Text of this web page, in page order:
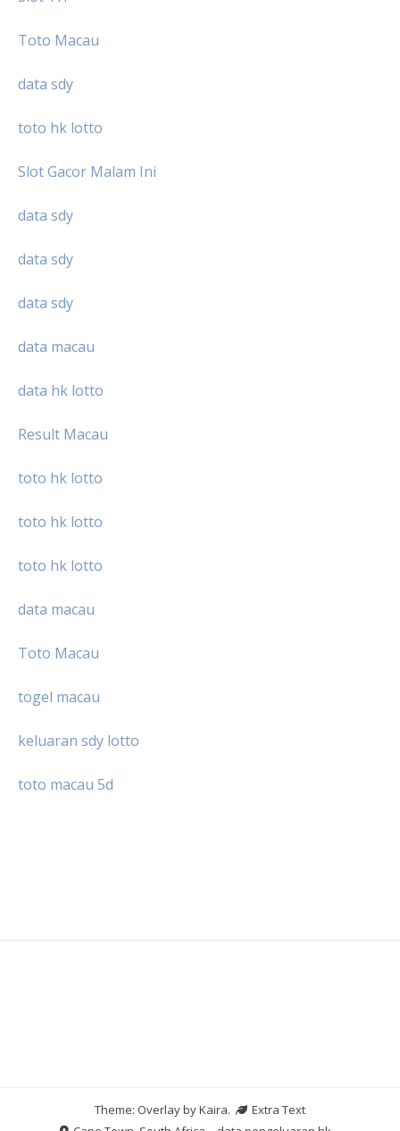
Toto Macau
data sdy
toto hk lotto
Slot Gacor Malam Ini
data sdy
data sdy
data sdy
data macau
data hk lotto
Result Macau
toto hk lotto
toto hk lotto
toto hk lotto
data macau
Toto Macau
togel macau
keluaran sdy lotto
toto macau 5d
Theme: Overlay byKaira.
Extra Text